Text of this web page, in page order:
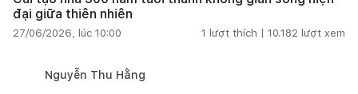
đại giữa thiên nhiên
27/06/2026, lúc 10:00 1 lượt thích | 10.182 lượt xem
Nguyễn Thu Hằng